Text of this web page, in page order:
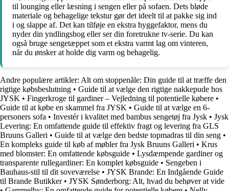
til lounging eller læsning i sengen eller på sofaen. Dets bløde
materiale og behagelige tekstur gør det ideelt til at pakke sig ind
i og slappe af. Det kan tilføje en ekstra hyggefaktor, mens du
nyder din yndlingsbog eller ser din foretrukne tv-serie. Du kan
også bruge sengetæppet som et ekstra varmt lag om vinteren,
når du ønsker at holde dig varm og behagelig.
Andre populære artikler: Alt om stoppenåle: Din guide til at træffe den
rigtige købsbeslutning • Guide til at vælge den rigtige nakkepude hos
JYSK • Fingerkroge til gardiner – Vejledning til potentielle købere •
Guide til at købe en skammel fra JYSK • Guide til at vælge en 6-
personers sofa • Investér i kvalitet med bambus sengetøj fra Jysk • Jysk
Levering: En omfattende guide til effektiv fragt og levering fra GLS
Bruuns Galleri • Guide til at vælge den bedste topmadras til din seng •
En kompleks guide til køb af møbler fra Jysk Bruuns Galleri • Krus
med blomster: En omfattende købsguide • Lysdæmpende gardiner og
transparente rullegardiner: En komplet købsguide • Sengeben i
Bauhaus-stil til dit soveværelse • JYSK Brande: En Indgående Guide
til Brande Butikker• JYSK Sønderborg: Alt, hvad du behøver at vide